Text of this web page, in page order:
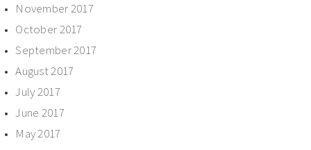
November 2017
October 2017
September 2017
August 2017
July 2017
June 2017
May 2017